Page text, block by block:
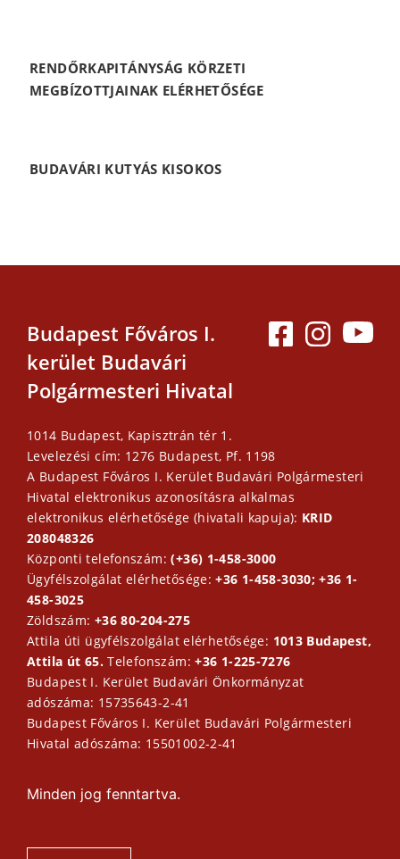
RENDŐRKAPITÁNYSÁG KÖRZETI
MEGBÍZOTTJAINAK ELÉRHETŐSÉGE
BUDAVÁRI KUTYÁS KISOKOS
Budapest Főváros I.
kerület Budavári
Polgármesteri Hivatal
1014 Budapest, Kapisztrán tér 1.
Levelezési cím: 1276 Budapest, Pf. 1198
A Budapest Főváros I. Kerület Budavári Polgármesteri
Hivatal elektronikus azonosításra alkalmas
elektronikus elérhetősége (hivatali kapuja): KRID
208048326
Központi telefonszám:(+36) 1-458-3000
Ügyfélszolgálat elérhetősége:+36 1-458-3030; +36 1-
458-3025
Zöldszám: +36 80-204-275
Attila úti ügyfélszolgálat elérhetősége: 1013 Budapest,
Attila út 65.Telefonszám:+36 1-225-7276
Budapest I. Kerület Budavári Önkormányzat
adószáma: 15735643-2-41
Budapest Főváros I. Kerület Budavári Polgármesteri
Hivatal adószáma: 15501002-2-41
Minden jog fenntartva.